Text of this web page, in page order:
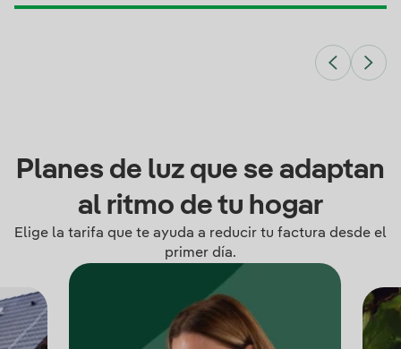
Planes de luz que se adaptan
al ritmo de tu hogar
Elige la tarifa que te ayuda a reducir tu factura desde el
primer día.